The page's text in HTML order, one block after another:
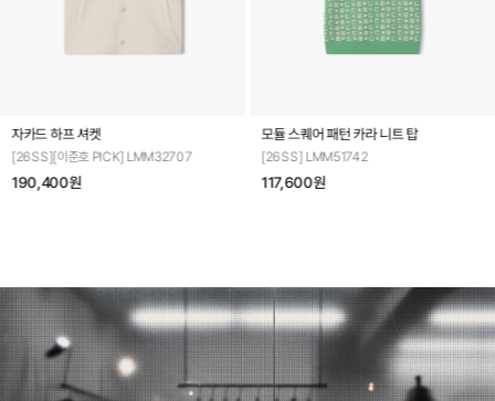
자카드 하프 셔켓
[26SS][이준호 PICK] LMM32707
190,400원
모듈 스퀘어 패턴 카라 니트 탑
[26SS] LMM51742
117,600원